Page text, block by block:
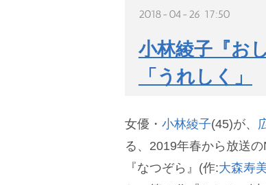
2018-04-26 17:50
小林綾子『お
「うれしく」
女優・ 小林綾子(45)が、
る、2019年春から放送
『なつぞら』(作:大森寿